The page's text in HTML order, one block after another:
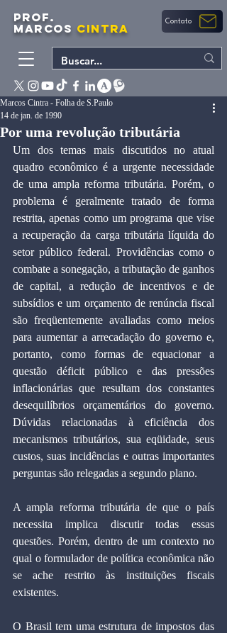
PROF.
MARCOS CINTRA Contato
Por uma revolução tributária
Marcos Cintra - Folha de S.Paulo
14 de jan. de 1990
Um dos temas mais discutidos no atual
quadro econômico é a urgente necessidade
de uma ampla reforma tributária. Porém, o
problema é geralmente tratado de forma
restrita, apenas como um programa que vise
a recuperação da carga tributária líquida do
setor público federal. Providências como o
combate a sonegação, a tributação de ganhos
de capital, a redução de incentivos e de
subsídios e um orçamento de renúncia fiscal
são freqüentemente avaliadas como meios
para aumentar a arrecadação do governo e,
portanto, como formas de equacionar a
questão déficit público e das pressões
inflacionárias que resultam dos constantes
desequilíbrios orçamentários do governo.
Dúvidas relacionadas à eficiência dos
mecanismos tributários, sua eqüidade, seus
custos, suas incidências e outras importantes
perguntas são relegadas a segundo plano.
A ampla reforma tributária de que o país
necessita implica discutir todas essas
questões. Porém, dentro de um contexto no
qual o formulador de política econômica não
se ache restrito às instituições fiscais
existentes.
O Brasil tem uma estrutura de impostos das